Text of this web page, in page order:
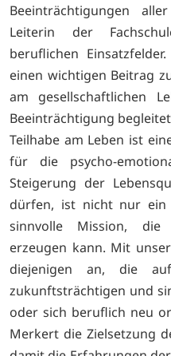
Beeinträchtigungen
Leiterin der
beruflichen
einen wichtigen Beitrag
am gesellschaftlichen
Beeinträchtigung
Teilhabe am Leben ist
für die psycho-
Steigerung der
dürfen, ist nicht nur ein
sinnvolle Mission, die
erzeugen kann. Mit
diejenigen an, die
zukunftsträchtigen und
oder sich beruflich neu
Merkert die Zielsetzung